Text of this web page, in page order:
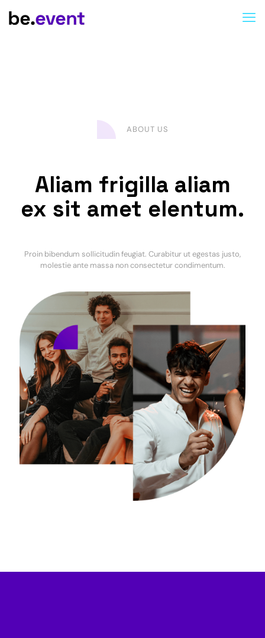
ABOUT US
Aliam frigilla aliam
ex sit amet elentum.
Proin bibendum sollicitudin feugiat. Curabitur ut egestas justo,
molestie ante massa non consectetur condimentum.